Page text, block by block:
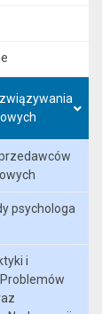
psychologa
i